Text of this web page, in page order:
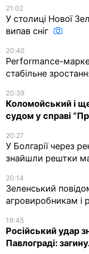
21:02
У столиці Нової
випав сніг
20:40
Performance-
стабільне
20:39
Коломойський і
судом у справі
20:27
У Болгарії через
знайшли рештки
20:14
Зеленський
агровиробникам і
19:45
Російський удар
Павлограді: